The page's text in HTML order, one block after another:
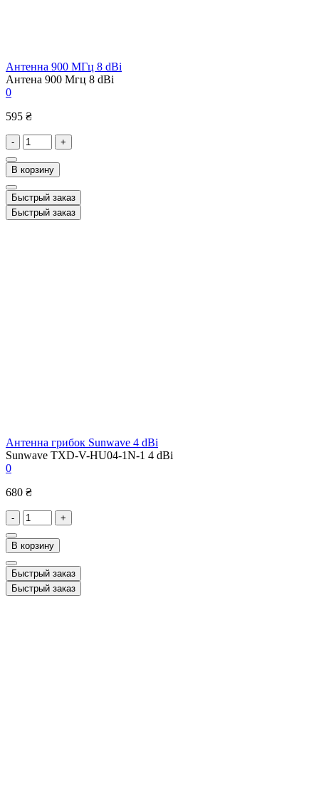
Антенна 900 МГц 8 dBi
Антена 900 Мгц 8 dBi
0
595 ₴
- +
В корзину
Быстрый заказ
Быстрый заказ
Антенна грибок Sunwave 4 dBi
Sunwave TXD-V-HU04-1N-1 4 dBi
0
680 ₴
- +
В корзину
Быстрый заказ
Быстрый заказ